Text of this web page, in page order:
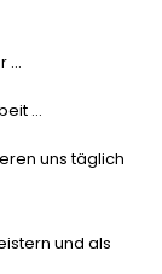
…
…
uns täglich
und als